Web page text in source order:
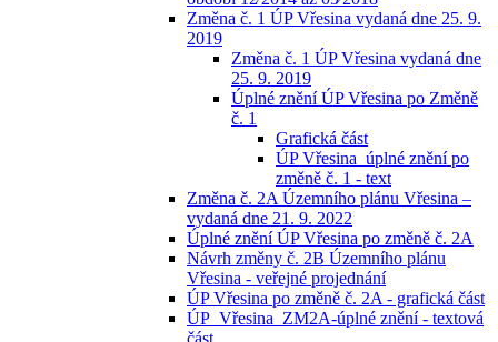
Změna č. 1 ÚP Vřesina vydaná dne 25. 9.
2019
Změna č. 1 ÚP Vřesina vydaná dne
25. 9. 2019
Úplné znění ÚP Vřesina po Změně
č. 1
Grafická část
ÚP Vřesina_úplné znění po
změně č. 1 - text
Změna č. 2A Územního plánu Vřesina –
vydaná dne 21. 9. 2022
Úplné znění ÚP Vřesina po změně č. 2A
Návrh změny č. 2B Územního plánu
Vřesina - veřejné projednání
ÚP Vřesina po změně č. 2A - grafická část
ÚP_Vřesina_ZM2A-úplné znění - textová
část